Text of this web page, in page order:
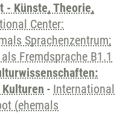
- Künste, Theorie,
Center:
Sprachenzentrum;
Fremdsprache B1.1
- International
(ehemals